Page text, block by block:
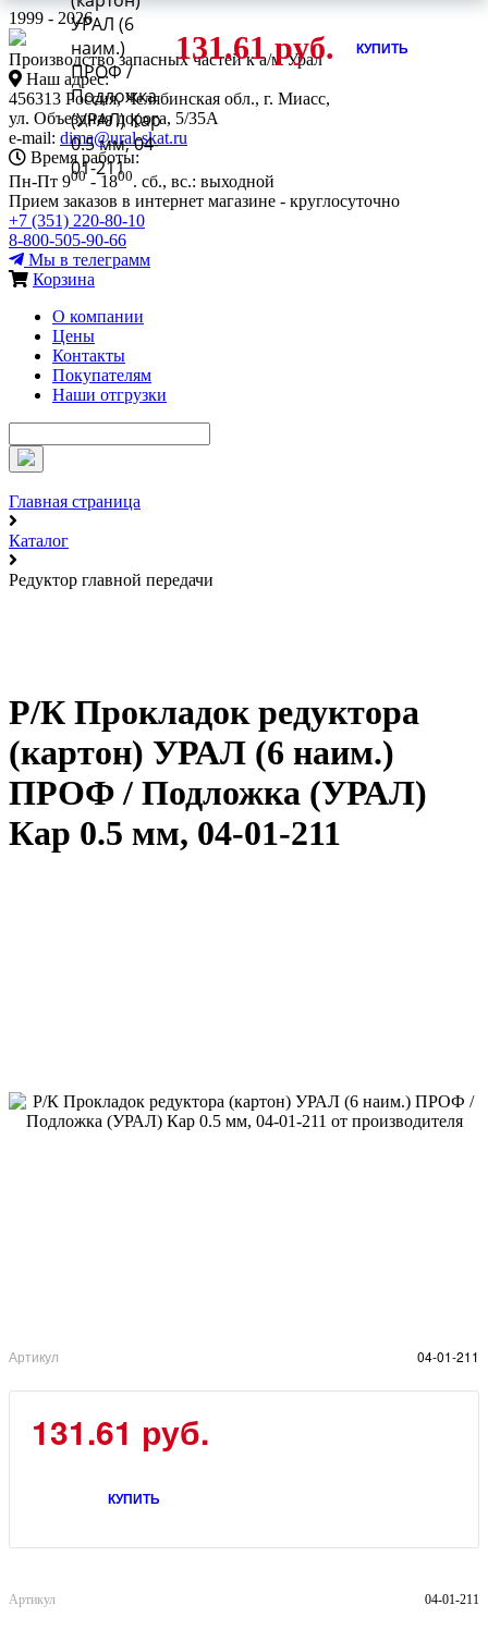
1999 - 2026
Производство запасных частей к а/м Урал
Наш адрес:
456313 Россия, Челябинская обл., г. Миасс,
ул. Объездная дорога, 5/35А
e-mail: dima@ural-skat.ru
Время работы:
Пн-Пт 900 - 1800. сб., вс.: выходной
Прием заказов в интернет магазине - круглосуточно
+7 (351) 220-80-10
8-800-505-90-66
Мы в телеграмм
Корзина
О компании
Цены
Контакты
Покупателям
Наши отгрузки
Главная страница
Каталог
Редуктор главной передачи
Р/К Прокладок редуктора
(картон) УРАЛ (6 наим.)
ПРОФ / Подложка (УРАЛ)
Кар 0.5 мм, 04-01-211
Артикул 04-01-211
131.61 руб.
КУПИТЬ
Артикул 04-01-211
УРАЛ (6
наим.)
ПРОФ /
Подложка
(УРАЛ) Кар
0.5 мм, 04-
01-211
131.61 руб. КУПИТЬ